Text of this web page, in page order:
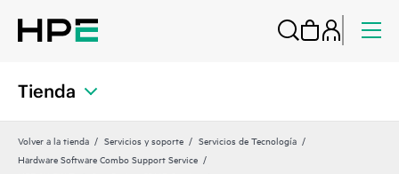
Tienda
Volver a la tienda Servicios y soporte
Servicios de Tecnología
Hardware Software Combo Support Service